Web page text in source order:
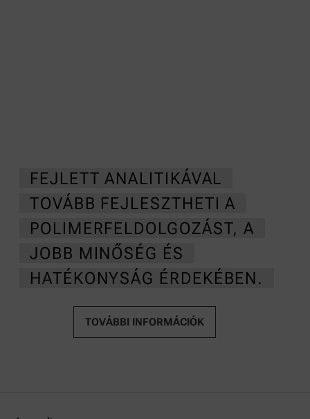
FEJLETT ANALITIKÁVAL
TOVÁBB FEJLESZTHETI A
POLIMERFELDOLGOZÁST, A
JOBB MINŐSÉG ÉS
HATÉKONYSÁG ÉRDEKÉBEN.
TOVÁBBI INFORMÁCIÓK